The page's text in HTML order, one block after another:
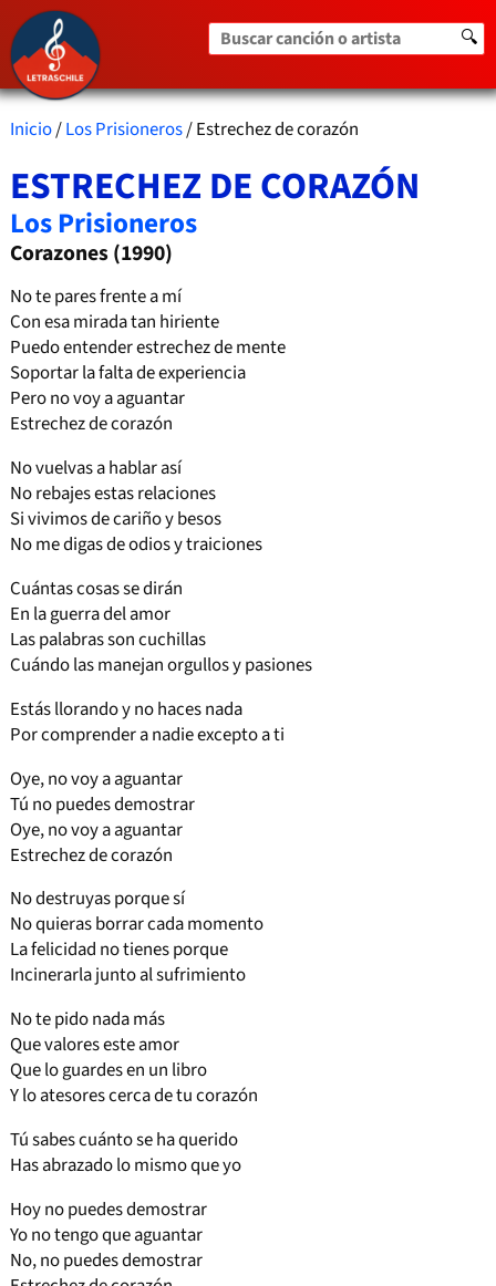
Buscar canción o artista 🔍
Inicio/Los Prisioneros/ Estrechez de corazón
ESTRECHEZ DE CORAZÓN
Los Prisioneros
Corazones (1990)
No te pares frente a mí
Con esa mirada tan hiriente
Puedo entender estrechez de mente
Soportar la falta de experiencia
Pero no voy a aguantar
Estrechez de corazón
No vuelvas a hablar así
No rebajes estas relaciones
Si vivimos de cariño y besos
No me digas de odios y traiciones
Cuántas cosas se dirán
En la guerra del amor
Las palabras son cuchillas
Cuándo las manejan orgullos y pasiones
Estás llorando y no haces nada
Por comprender a nadie excepto a ti
Oye, no voy a aguantar
Tú no puedes demostrar
Oye, no voy a aguantar
Estrechez de corazón
No destruyas porque sí
No quieras borrar cada momento
La felicidad no tienes porque
Incinerarla junto al sufrimiento
No te pido nada más
Que valores este amor
Que lo guardes en un libro
Y lo atesores cerca de tu corazón
Tú sabes cuánto se ha querido
Has abrazado lo mismo que yo
Hoy no puedes demostrar
Yo no tengo que aguantar
No, no puedes demostrar